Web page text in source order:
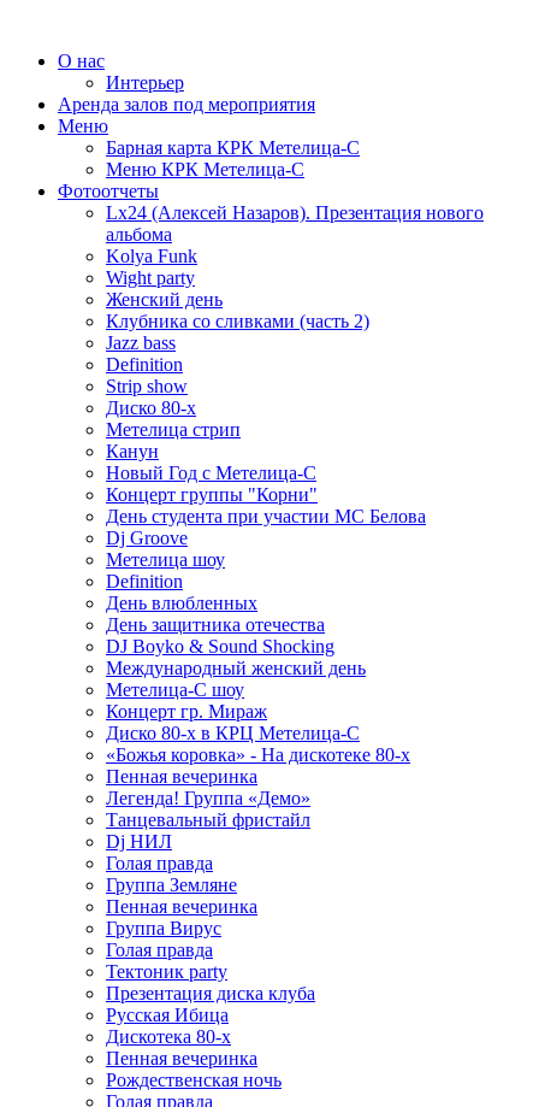
О нас
Интерьер
Аренда залов под мероприятия
Меню
Барная карта КРК Метелица-С
Меню КРК Метелица-С
Фотоотчеты
Lx24 (Алексей Назаров). Презентация нового
альбома
Kolya Funk
Wight party
Женский день
Клубника со сливками (часть 2)
Jazz bass
Definition
Strip show
Диско 80-х
Метелица стрип
Канун
Новый Год с Метелица-С
Концерт группы "Корни"
День студента при участии МС Белова
Dj Groove
Метелица шоу
Definition
День влюбленных
День защитника отечества
DJ Boyko & Sound Shocking
Международный женский день
Метелица-С шоу
Концерт гр. Мираж
Диско 80-х в КРЦ Метелица-С
«Божья коровка» - На дискотеке 80-х
Пенная вечеринка
Легенда! Группа «Демо»
Танцевальный фристайл
Dj НИЛ
Голая правда
Группа Земляне
Пенная вечеринка
Группа Вирус
Голая правда
Тектоник party
Презентация диска клуба
Русская Ибица
Дискотека 80-х
Пенная вечеринка
Рождественская ночь
Голая правда